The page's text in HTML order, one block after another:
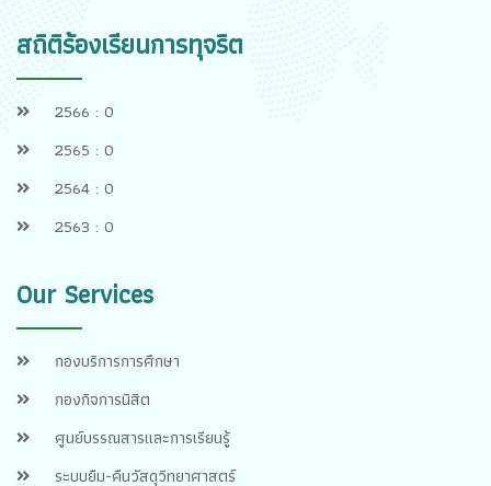
สถิติร้องเรียนการทุจริต
2566 : 0
2565 : 0
2564 : 0
2563 : 0
Our Services
กองบริการการศึกษา
กองกิจการนิสิต
ศูนย์บรรณสารและการเรียนรู้
ระบบยืม-คืนวัสดุวิทยาศาสตร์